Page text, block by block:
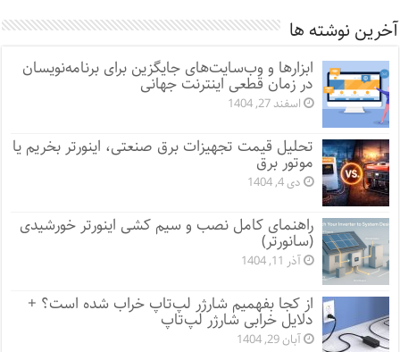
آخرین نوشته ها
ابزارها و وب‌سایت‌های جایگزین برای برنامه‌نویسان
در زمان قطعی اینترنت جهانی
اسفند 27, 1404
تحلیل قیمت تجهیزات برق صنعتی، اینورتر بخریم یا
موتور برق
دی 4, 1404
راهنمای کامل نصب و سیم کشی اینورتر خورشیدی
(سانورتر)
آذر 11, 1404
از کجا بفهمیم شارژر لپ‌تاپ خراب شده است؟ +
دلایل خرابی شارژر لپ‌تاپ
آبان 29, 1404